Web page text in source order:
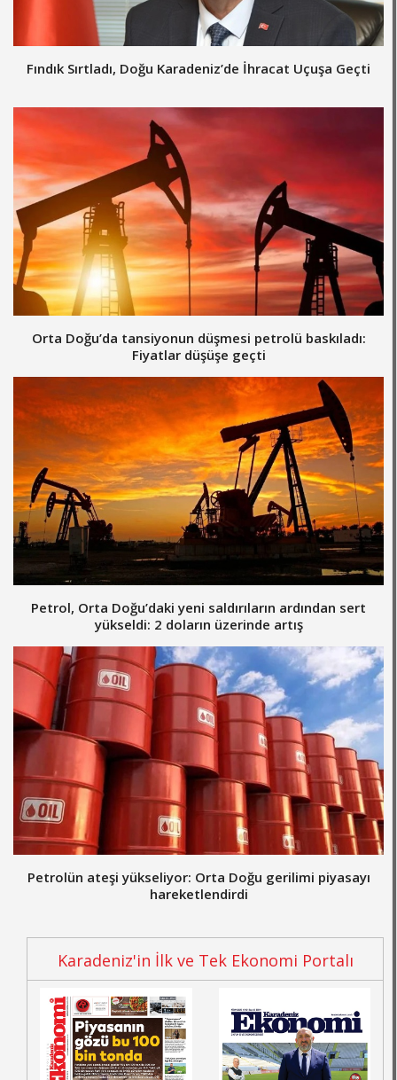
Fındık Sırtladı, Doğu Karadeniz’de İhracat Uçuşa Geçti
Orta Doğu’da tansiyonun düşmesi petrolü baskıladı:
Fiyatlar düşüşe geçti
Petrol, Orta Doğu’daki yeni saldırıların ardından sert
yükseldi: 2 doların üzerinde artış
Petrolün ateşi yükseliyor: Orta Doğu gerilimi piyasayı
hareketlendirdi
Karadeniz'in İlk ve Tek Ekonomi Portalı